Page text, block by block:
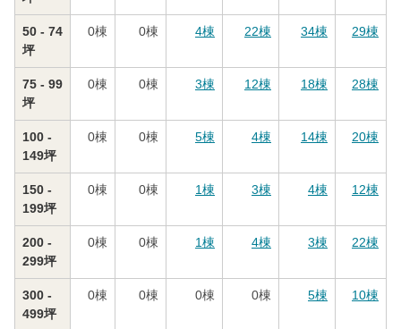
50 - 74
坪
0棟 0棟 4棟 22棟 34棟 29棟
75 - 99
坪
0棟 0棟 3棟 12棟 18棟 28棟
100 -
149坪
0棟 0棟 5棟 4棟 14棟 20棟
150 -
199坪
0棟 0棟 1棟 3棟 4棟 12棟
200 -
299坪
0棟 0棟 1棟 4棟 3棟 22棟
300 -
499坪
0棟 0棟 0棟 0棟 5棟 10棟